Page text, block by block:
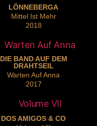
LÖNNEBERGA
Mittel Ist Mehr
2018
DIE BAND AUF DEM
DRAHTSEIL
Warten Auf Anna
2017
DOS AMIGOS & CO